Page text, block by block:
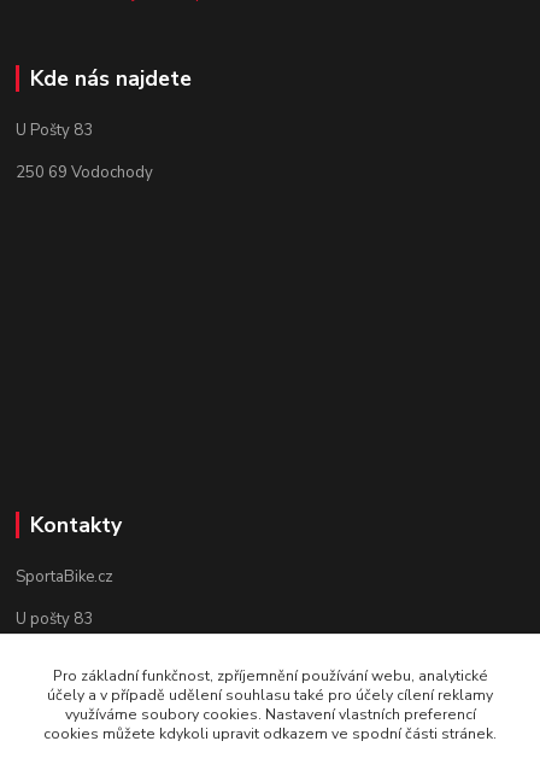
Kde nás najdete
U Pošty 83
250 69 Vodochody
Kontakty
SportaBike.cz
U pošty 83
tel.: +420 736 274 612
e-mail: info@sportabike.cz
Pro základní funkčnost, zpříjemnění používání webu, analytické
účely a v případě udělení souhlasu také pro účely cílení reklamy
využíváme soubory cookies. Nastavení vlastních preferencí
cookies můžete kdykoli upravit odkazem ve spodní části stránek.